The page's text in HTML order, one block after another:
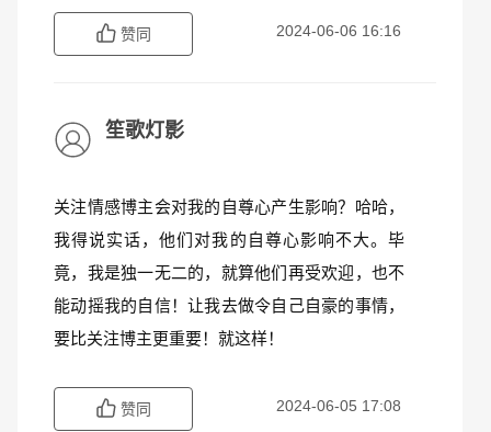
赞同 2024-06-06 16:16
笙歌灯影
关注情感博主会对我的自尊心产生影响？哈哈，
我得说实话，他们对我的自尊心影响不大。毕
竟，我是独一无二的，就算他们再受欢迎，也不
能动摇我的自信！让我去做令自己自豪的事情，
要比关注博主更重要！就这样！
赞同 2024-06-05 17:08